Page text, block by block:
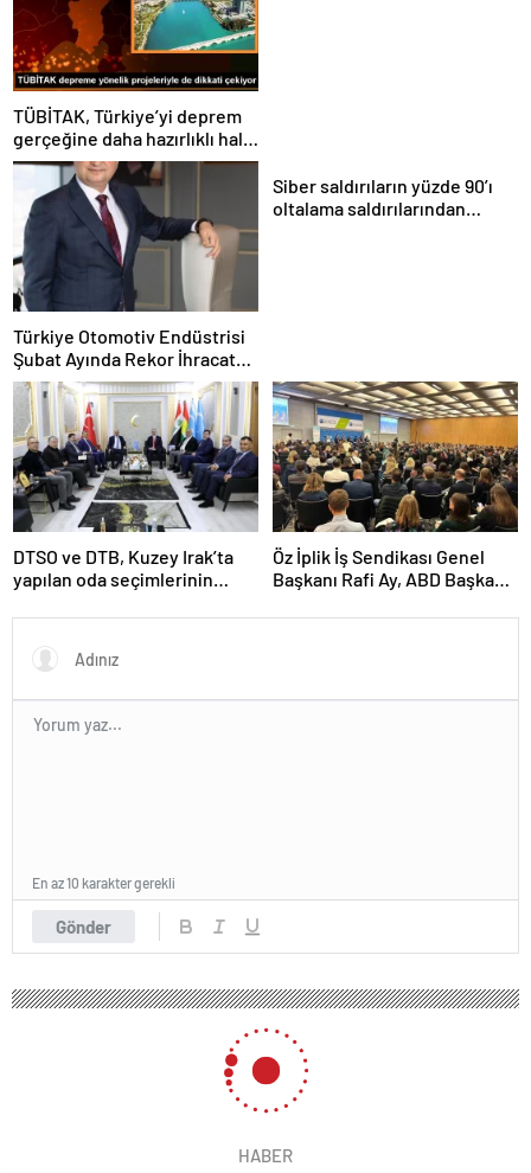
TÜBİTAK, Türkiye’yi deprem
gerçeğine daha hazırlıklı hale
getiriyor
Türkiye Otomotiv Endüstrisi
Şubat Ayında Rekor İhracat
Yaptı
Siber saldırıların yüzde 90’ı
oltalama saldırılarından
DTSO ve DTB, Kuzey Irak’ta
yapılan oda seçimlerinin
güçlendirmek için ziyaretler
gerçekleştirdi
Öz İplik İş Sendikası Genel
Başkanı Rafi Ay, ABD Başkanı
ile görüştü
Gönder
En az 10 karakter gerekli
HABER